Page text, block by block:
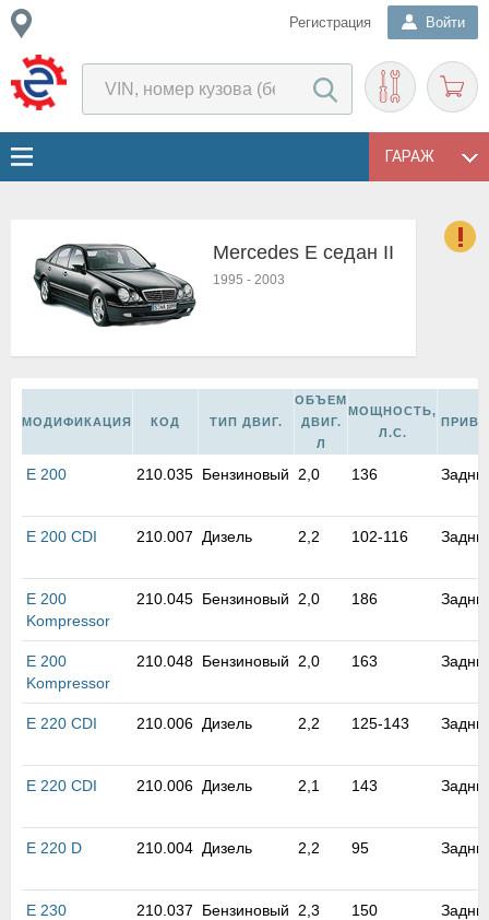
Регистрация Войти
ГАРАЖ
Mercedes E седан II
1995 - 2003
МОДИФИКАЦИЯ КОД ТИП ДВИГ.
ОБЪЕМ
ДВИГ.
Л
МОЩНОСТЬ,
Л.С.
E 200 210.035 Бензиновый 2,0 136
E 200 CDI 210.007 Дизель 2,2 102-116
E 200
Kompressor
210.045 Бензиновый 2,0 186
E 200
Kompressor
210.048 Бензиновый 2,0 163
E 220 CDI 210.006 Дизель 2,2 125-143
E 220 CDI 210.006 Дизель 2,1 143
E 220 D 210.004 Дизель 2,2 95
E 230 210.037 Бензиновый 2,3 150